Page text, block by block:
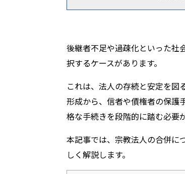
後継者不足や過疎化といった社
択するケースがあります。
これは、法人の存続と安定を図
形成から、信者や債権者の保護
格な手続きを段階的に踏む必要
本記事では、宗教法人の合併に
しく解説します。